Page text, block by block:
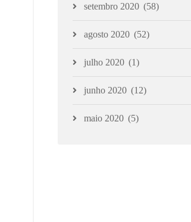
setembro 2020 (58)
agosto 2020 (52)
julho 2020 (1)
junho 2020 (12)
maio 2020 (5)